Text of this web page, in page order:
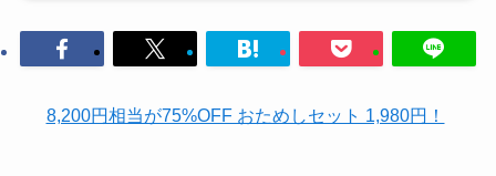
8,200円相当が75%OFF おためしセット 1,980円！